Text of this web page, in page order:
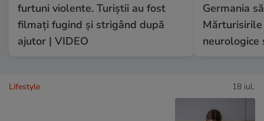
furtuni violente. Turiștii au fost
filmați fugind și strigând după
ajutor | VIDEO
Germania
neurologice
Lifestyle 18 iul.